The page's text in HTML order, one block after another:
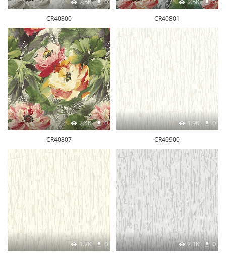
CR40800 CR40801
2.4K 0
CR40807
1.9K 0
CR40900
1.7K 0 2.1K 0